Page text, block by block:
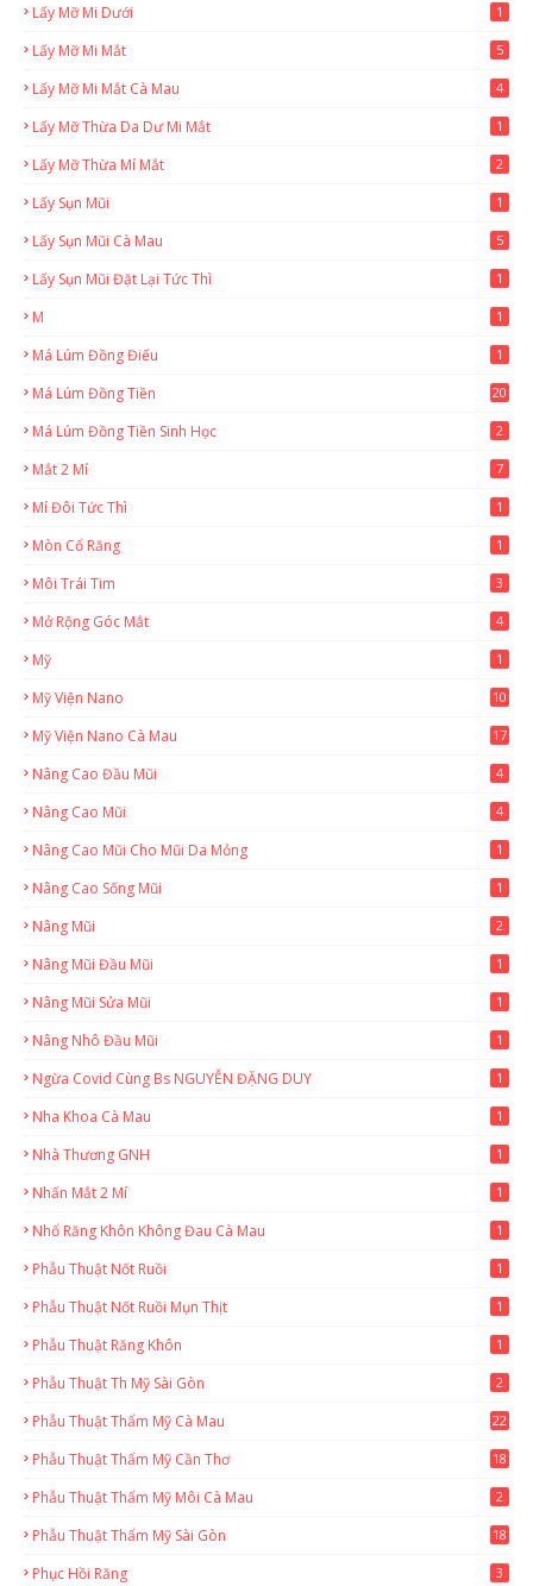
Lấy Mỡ Mi Dưới 1
Lấy Mỡ Mi Mắt 5
Lấy Mỡ Mi Mắt Cà Mau 4
Lấy Mỡ Thừa Da Dư Mi Mắt 1
Lấy Mỡ Thừa Mí Mắt 2
Lấy Sụn Mũi 1
Lấy Sụn Mũi Cà Mau 5
Lấy Sụn Mũi Đặt Lại Tức Thì 1
M 1
Má Lúm Đồng Điếu 1
Má Lúm Đồng Tiền 20
Má Lúm Đồng Tiền Sinh Học 2
Mắt 2 Mí 7
Mí Đôi Tức Thì 1
Mòn Cổ Răng 1
Môi Trái Tim 3
Mở Rộng Góc Mắt 4
Mỹ 1
Mỹ Viện Nano 10
Mỹ Viện Nano Cà Mau
17
Nâng Cao Đầu Mũi 4
Nâng Cao Mũi 4
Nâng Cao Mũi Cho Mũi Da Mỏng 1
Nâng Cao Sống Mũi 1
Nâng Mũi 2
Nâng Mũi Đầu Mũi 1
Nâng Mũi Sửa Mũi 1
Nâng Nhô Đầu Mũi 1
Ngừa Covid Cùng Bs NGUYỄN ĐẶNG DUY 1
Nha Khoa Cà Mau 1
Nhà Thương GNH 1
Nhấn Mắt 2 Mí 1
Nhổ Răng Khôn Không Đau Cà Mau 1
Phẫu Thuật Nốt Ruồi 1
Phẫu Thuật Nốt Ruồi Mụn Thịt 1
Phẫu Thuật Răng Khôn 1
Phẫu Thuật Th Mỹ Sài Gòn 2
Phẫu Thuật Thẩm Mỹ Cà Mau
22
Phẫu Thuật Thẩm Mỹ Cần Thơ
18
Phẫu Thuật Thẩm Mỹ Môi Cà Mau 2
Phẫu Thuật Thẩm Mỹ Sài Gòn
18
Phục Hồi Răng 3